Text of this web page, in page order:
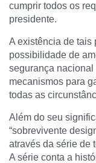
cumprir todos os
presidente.
A existência de tais
possibilidade de
segurança
mecanismos para
todas as
Além do seu
“sobrevivente
através da série de
A série conta a